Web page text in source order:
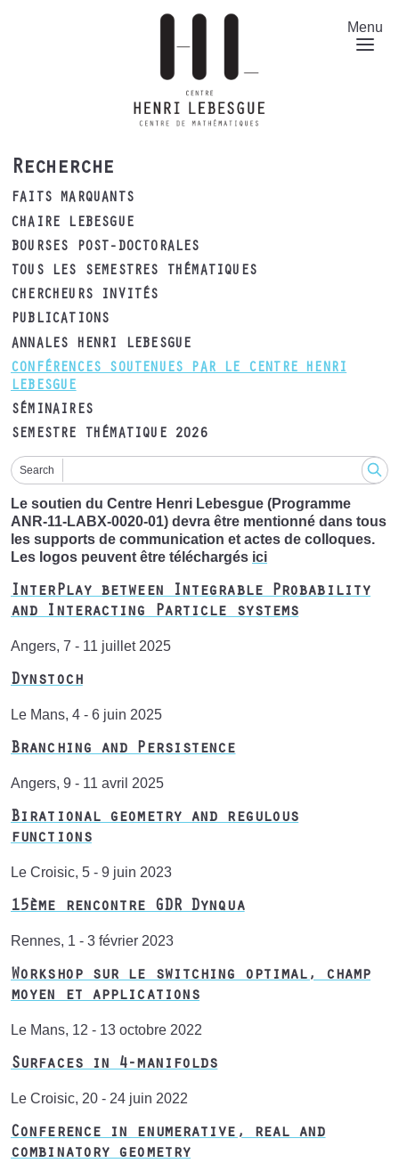
Menu
Recherche
FAITS MARQUANTS
CHAIRE LEBESGUE
BOURSES POST-DOCTORALES
TOUS LES SEMESTRES THÉMATIQUES
CHERCHEURS INVITÉS
PUBLICATIONS
ANNALES HENRI LEBESGUE
CONFÉRENCES SOUTENUES PAR LE CENTRE HENRI
LEBESGUE
SÉMINAIRES
SEMESTRE THÉMATIQUE 2026
Search
Le soutien du Centre Henri Lebesgue (Programme
ANR-11-LABX-0020-01) devra être mentionné dans tous
les supports de communication et actes de colloques.
Les logos peuvent être téléchargés ici
InterPlay between Integrable Probability
and Interacting Particle systems
Angers, 7 - 11 juillet 2025
Dynstoch
Le Mans, 4 - 6 juin 2025
Branching and Persistence
Angers, 9 - 11 avril 2025
Birational geometry and regulous
functions
Le Croisic, 5 - 9 juin 2023
15ème rencontre GDR Dynqua
Rennes, 1 - 3 février 2023
Workshop sur le switching optimal, champ
moyen et applications
Le Mans, 12 - 13 octobre 2022
Surfaces in 4-manifolds
Le Croisic, 20 - 24 juin 2022
Conference in enumerative, real and
combinatory geometry